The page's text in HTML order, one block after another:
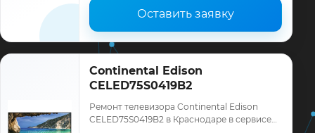
Оставить заявку
Continental Edison
CELED75S0419B2
Ремонт телевизора Continental Edison
CELED75S0419B2 в Краснодаре в сервисе